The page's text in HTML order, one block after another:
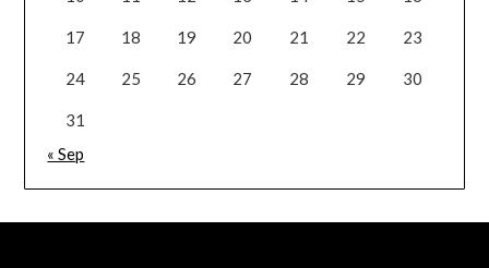
17 18 19 20 21 22 23
24 25 26 27 28 29 30
31
« Sep